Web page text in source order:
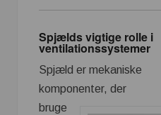
Spjælds vigtige rolle i
ventilationssystemer
Spjæld er mekaniske
komponenter, der
bruge